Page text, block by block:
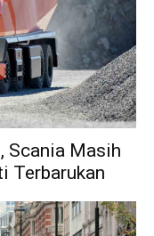
Scania Masih
Terbarukan